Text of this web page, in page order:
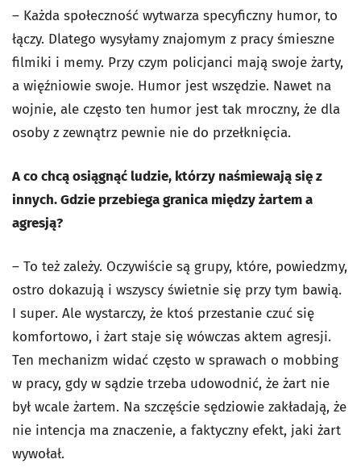
– Każda społeczność wytwarza specyficzny humor, to
łączy. Dlatego wysyłamy znajomym z pracy śmieszne
filmiki i memy. Przy czym policjanci mają swoje żarty,
a więźniowie swoje. Humor jest wszędzie. Nawet na
wojnie, ale często ten humor jest tak mroczny, że dla
osoby z zewnątrz pewnie nie do przełknięcia.
A co chcą osiągnąć ludzie, którzy naśmiewają się z
innych. Gdzie przebiega granica między żartem a
agresją?
– To też zależy. Oczywiście są grupy, które, powiedzmy,
ostro dokazują i wszyscy świetnie się przy tym bawią.
I super. Ale wystarczy, że ktoś przestanie czuć się
komfortowo, i żart staje się wówczas aktem agresji.
Ten mechanizm widać często w sprawach o mobbing
w pracy, gdy w sądzie trzeba udowodnić, że żart nie
był wcale żartem. Na szczęście sędziowie zakładają, że
nie intencja ma znaczenie, a faktyczny efekt, jaki żart
wywołał.